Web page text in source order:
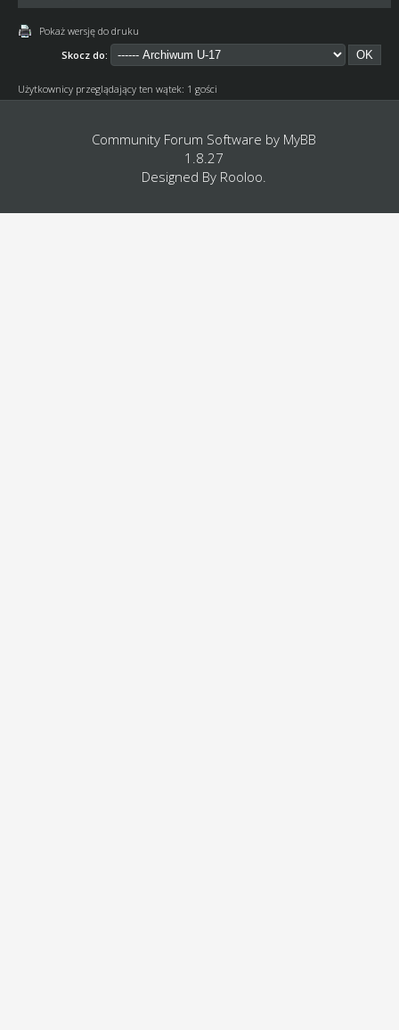
Pokaż wersję do druku
Skocz do:
Użytkownicy przeglądający ten wątek: 1 gości
Community Forum Software by MyBB
1.8.27
Designed By Rooloo